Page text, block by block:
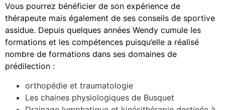
Vous pourrez bénéficier de son expérience de
thérapeute mais également de ses conseils de sportive
assidue. Depuis quelques années Wendy cumule les
formations et les compétences puisqu’elle a réalisé
nombre de formations dans ses domaines de
prédilection :
orthopédie et traumatologie
Les chaines physiologiques de Busquet